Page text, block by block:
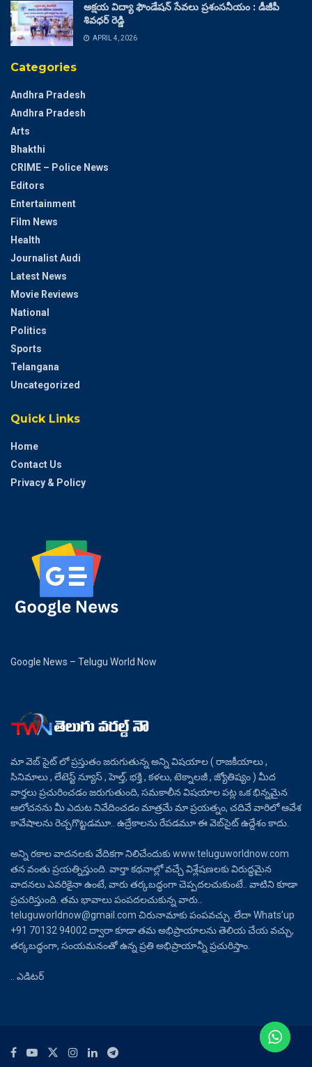
అక్షయ విద్యా ఫౌండేషన్ సేవలు ప్రశంసనీయం : డీజీపీ
శివధర్ రెడ్డి
APRIL 4, 2026
Categories
Andhra Pradesh
Andhra Pradesh
Arts
Bhakthi
CRIME – Police News
Editors
Entertainment
Film News
Health
Journalist Audi
Latest News
Movie Reviews
National
Politics
Sports
Telangana
Uncategorized
Quick Links
Home
Contact Us
Privacy & Policy
Google News – Telugu World Now
మా వెబ్ సైట్ లో ప్రస్తుతం జరుగుతున్న అన్ని విషయాల ( రాజకీయాలు ,
సినిమాలు , లేటెస్ట్ న్యూస్ , హెల్త్, భక్తి , కళలు, టెక్నాలజీ , జ్యోతిష్యం ) మీద
వార్తలు ప్రచురించడం జరుగుతుంది, సమకాలీన విషయాల పట్ల ఒక భిన్నమైన
ఆలోచనను మీ ఎదుట నివేదించడం మాత్రమే మా ప్రయత్నం, చదివే వారిలో ఆవేశ
కావేషాలను రెచ్చగొట్టడమూ.. ఉద్రేకాలను రేపడమూ ఈ వెబ్‌సైట్ ఉద్దేశం కాదు.
అన్ని రకాల వాదనలకు వేదికగా నిలిచేందుకు www.teluguworldnow.com
తన వంతు ప్రయత్నిస్తుంది. వార్తా కథనాల్లో వచ్చే విశ్లేషణలకు విరుద్ధమైన
వాదనలు ఎవరికైనా ఉంటే, వారు తర్కబద్ధంగా చెప్పదలచుకుంటే.. వాటిని కూడా
ప్రచురిస్తుంది. తమ భావాలు పంపదలచుకున్న వారు..
teluguworldnow@gmail.com చిరునామాకు పంపవచ్చు. లేదా Whats’up
+91 70132 94002 ద్వారా కూడా తమ అభిప్రాయాలను తెలియ చేయ వచ్చు,
తర్కబద్ధంగా, సంయమనంతో ఉన్న ప్రతి అభిప్రాయాన్నీ ప్రచురిస్తాం.
.. ఎడిటర్